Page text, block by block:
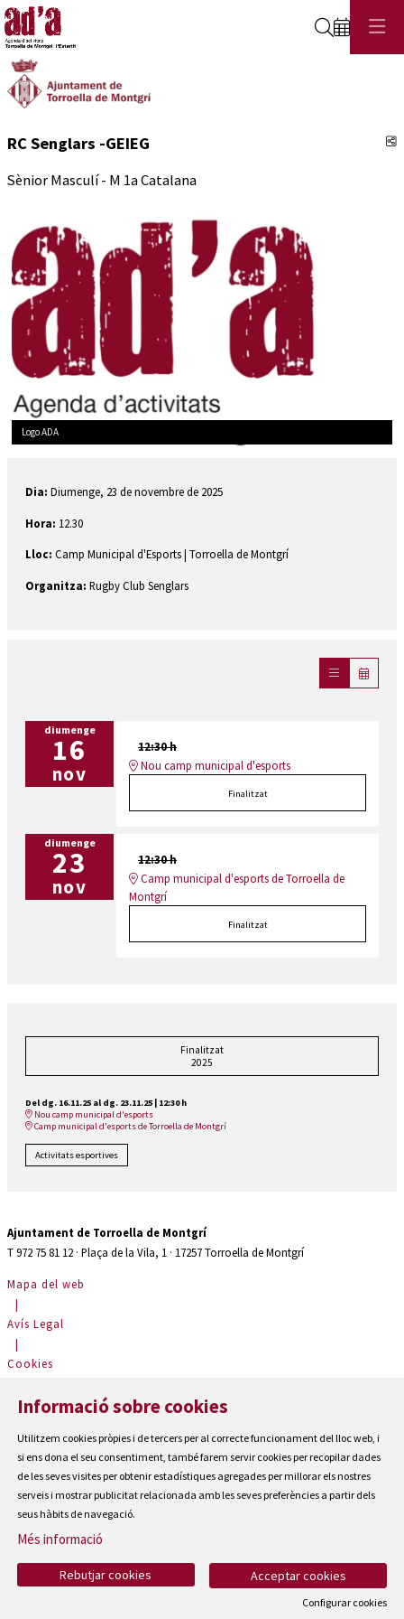
Cerca
RC Senglars -GEIEG
Sènior Masculí - M 1a Catalana
Logo ADA
Dia: Diumenge, 23 de novembre de 2025
Hora: 12.30
Lloc: Camp Municipal d'Esports | Torroella de Montgrí
Organitza: Rugby Club Senglars
diumenge
16
nov
12:30 h
Nou camp municipal d'esports
Finalitzat
diumenge
23
nov
12:30 h
Camp municipal d'esports de Torroella de
Montgrí
Finalitzat
Finalitzat
2025
Del dg. 16.11.25 al dg. 23.11.25
12:30 h
Nou camp municipal d'esports
Camp municipal d'esports de Torroella de Montgrí
Activitats esportives
Ajuntament de Torroella de Montgrí
T 972 75 81 12 · Plaça de la Vila, 1 · 17257 Torroella de Montgrí
Mapa del web
|
Avís Legal
|
Cookies
Contactar
Accessibilitat
Informació sobre cookies
Utilitzem cookies pròpies i de tercers per al correcte funcionament del lloc web, i
si ens dona el seu consentiment, també farem servir cookies per recopilar dades
de les seves visites per obtenir estadístiques agregades per millorar els nostres
serveis i mostrar publicitat relacionada amb les seves preferències a partir dels
seus hàbits de navegació.
Més informació
Acceptar cookies
Rebutjar cookies
Configurar cookies